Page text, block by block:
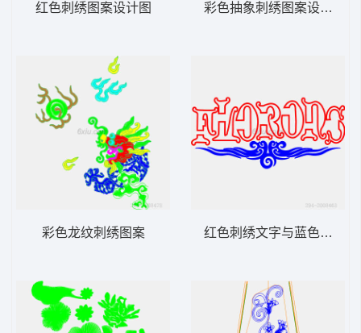
红色刺绣图案设计图
彩色龙纹刺绣图案
彩色抽象刺绣图案设计图
红色刺绣文字与蓝色装饰图